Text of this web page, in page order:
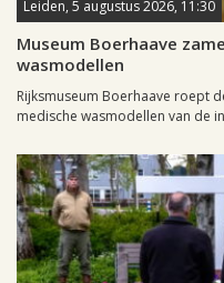
Leiden, 5 augustus 2026, 11:30
Museum Boerhaave
wasmodellen
Rijksmuseum Boerhaave roept
medische wasmodellen van de